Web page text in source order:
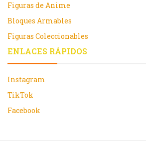
Figuras de Anime
Bloques Armables
Figuras Coleccionables
ENLACES RÁPIDOS
Instagram
TikTok
Facebook